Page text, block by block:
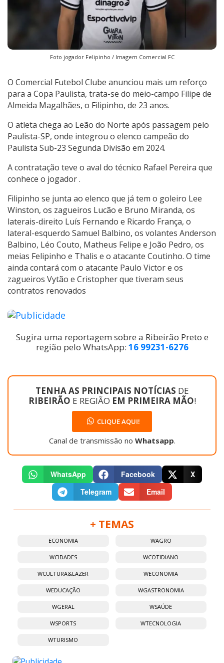
Foto jogador Felipinho / Imagem Comercial FC
O Comercial Futebol Clube anunciou mais um reforço
para a Copa Paulista, trata-se do meio-campo Filipe de
Almeida Magalhães, o Filipinho, de 23 anos.
O atleta chega ao Leão do Norte após passagem pelo
Paulista-SP, onde integrou o elenco campeão do
Paulista Sub-23 Segunda Divisão em 2024.
A contratação teve o aval do técnico Rafael Pereira que
conhece o jogador .
Filipinho se junta ao elenco que já tem o goleiro Lee
Winston, os zagueiros Lucão e Bruno Miranda, os
laterais-direito Luís Fernando e Ricardo França, o
lateral-esquerdo Samuel Balbino, os volantes Anderson
Balbino, Léo Couto, Matheus Felipe e João Pedro, os
meias Felipinho e Thalis e o atacante Coutinho. O time
ainda contará com o atacante Paulo Victor e os
zagueiros Vytão e Cristopher que tiveram seus
contratos renovados
Sugira uma reportagem sobre a Ribeirão Preto e
região pelo WhatsApp: 16 99231-6276
TENHA AS PRINCIPAIS NOTÍCIAS DE
RIBEIRÃO E REGIÃO EM PRIMEIRA MÃO!
CLIQUE AQUI!
Canal de transmissão no Whatsapp.
WhatsApp Facebook
X
Telegram
Email
+ TEMAS
ECONOMIA WAGRO
WCIDADES WCOTIDIANO
WCULTURA&LAZER WECONOMIA
WEDUCAÇÃO WGASTRONOMIA
WGERAL WSAÚDE
WSPORTS WTECNOLOGIA
WTURISMO